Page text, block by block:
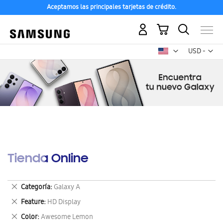
Aceptamos las principales tarjetas de crédito.
USD -
dólar
Mi carrito
Tienda Online
Categoría Galaxy A
Eliminar
este
artículo
Feature HD Display
Eliminar
este
Color Awesome Lemon
Eliminar